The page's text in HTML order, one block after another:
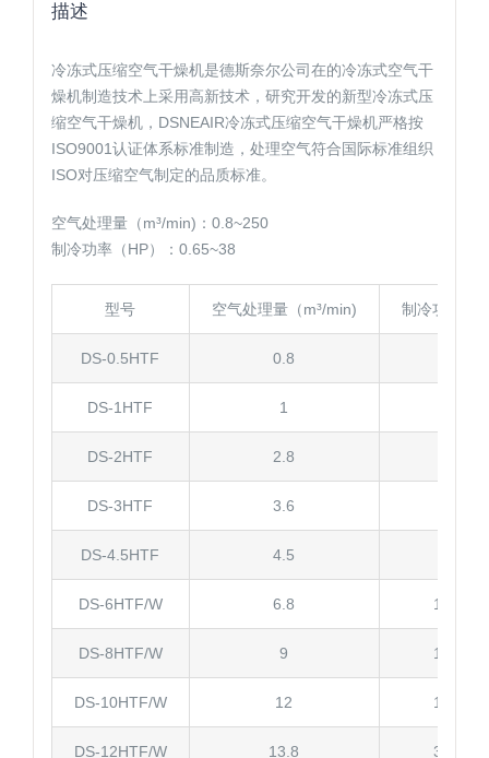
描述
冷冻式压缩空气干燥机是德斯奈尔公司在的冷冻式空气干
燥机制造技术上采用高新技术，研究开发的新型冷冻式压
缩空气干燥机，DSNEAIR冷冻式压缩空气干燥机严格按
ISO9001认证体系标准制造，处理空气符合国际标准组织
ISO对压缩空气制定的品质标准。
空气处理量（m³/min)：0.8~250
制冷功率（HP）：0.65~38
型号 空气处理量（m³/min) 制冷功率（
DS-0.5HTF 0.8
DS-1HTF 1
DS-2HTF 2.8
DS-3HTF 3.6
DS-4.5HTF 4.5
DS-6HTF/W 6.8 1.5/3.0
DS-8HTF/W 9 1.5/3.0
DS-10HTF/W 12 1.5/4.0
DS-12HTF/W 13.8 3.0/4.0